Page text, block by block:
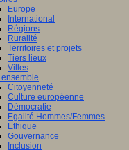
Europe
International
Régions
Ruralité
Territoires et projets
Tiers lieux
Villes
Citoyenneté
Culture européenne
Démocratie
Egalité Hommes/Femmes
Ethique
Gouvernance
Inclusion